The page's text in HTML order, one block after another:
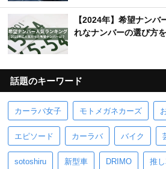
【2024年】希望ナン
れなナンバーの選び方
話題のキーワード
カーラバ女子 モトメガネカーズ
エピソード カーラバ バイク
sotoshiru 新型車 DRIMO 推